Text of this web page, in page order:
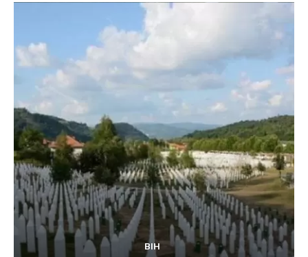
BIH